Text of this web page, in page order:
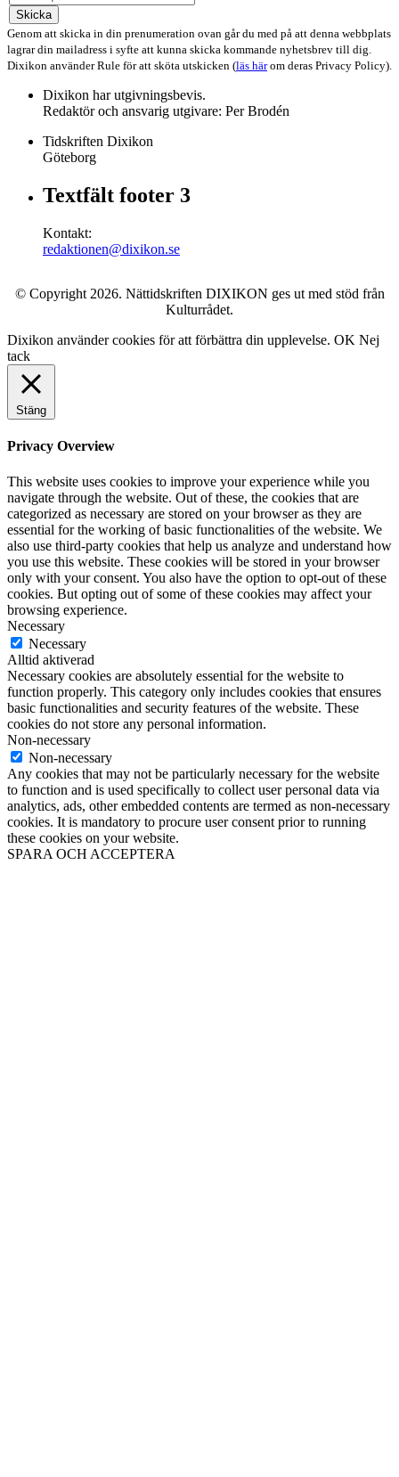
Skicka
Genom att skicka in din prenumeration ovan går du med på att denna webbplats
lagrar din mailadress i syfte att kunna skicka kommande nyhetsbrev till dig.
Dixikon använder Rule för att sköta utskicken (läs härom deras Privacy Policy).
Dixikon har utgivningsbevis.
Redaktör och ansvarig utgivare: Per Brodén
Tidskriften Dixikon
Göteborg
Textfält footer 3
Kontakt:
redaktionen@dixikon.se
© Copyright 2026. Nättidskriften DIXIKON ges ut med stöd från
Kulturrådet.
Dixikon använder cookies för att förbättra din upplevelse. OK Nej
tack
Stäng
Privacy Overview
This website uses cookies to improve your experience while you
navigate through the website. Out of these, the cookies that are
categorized as necessary are stored on your browser as they are
essential for the working of basic functionalities of the website. We
also use third-party cookies that help us analyze and understand how
you use this website. These cookies will be stored in your browser
only with your consent. You also have the option to opt-out of these
cookies. But opting out of some of these cookies may affect your
browsing experience.
Necessary
Necessary
Alltid aktiverad
Necessary cookies are absolutely essential for the website to
function properly. This category only includes cookies that ensures
basic functionalities and security features of the website. These
cookies do not store any personal information.
Non-necessary
Non-necessary
Any cookies that may not be particularly necessary for the website
to function and is used specifically to collect user personal data via
analytics, ads, other embedded contents are termed as non-necessary
cookies. It is mandatory to procure user consent prior to running
these cookies on your website.
SPARA OCH ACCEPTERA